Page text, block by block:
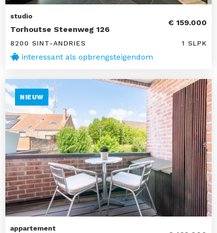
studio
Torhoutse Steenweg 126
€ 159.000
8200 SINT-ANDRIES 1 SLPK
interessant als opbrengsteigendom
NIEUW
appartement